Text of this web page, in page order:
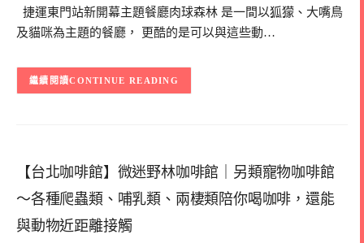
捷運東門站新開幕主題餐廳肉球森林 是一間以狐獴、大嘴鳥
及貓咪為主題的餐廳， 更酷的是可以與這些動…
CONTINUE READING
【台北咖啡館】微迷野林咖啡館｜另類寵物咖啡館
～各種爬蟲類、哺乳類、兩棲類陪你喝咖啡，還能
與動物近距離接觸